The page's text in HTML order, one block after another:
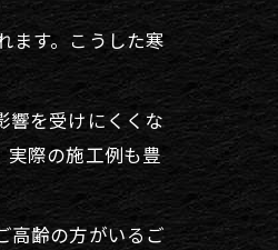
ます。こうした寒
響を受けにくくな
実際の施工例も豊
高齢の方がいるご